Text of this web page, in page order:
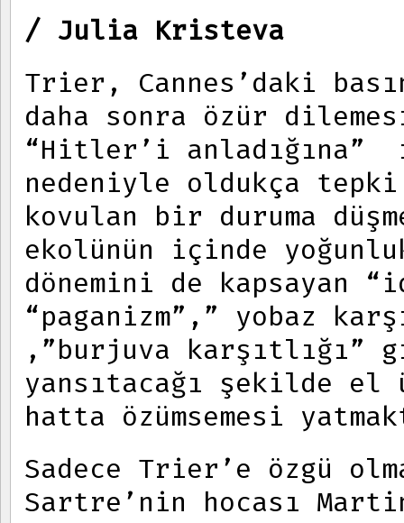
/ Julia Kristeva
Trier, Cannes’daki
daha sonra özür
“Hitler’i
nedeniyle oldukça
kovulan bir duruma
ekolünün içinde
dönemini de kapsayan
“paganizm”,” yobaz
,”burjuva
yansıtacağı şekilde el
hatta özümsemesi
Sadece Trier’e özgü
Sartre’nin hocası